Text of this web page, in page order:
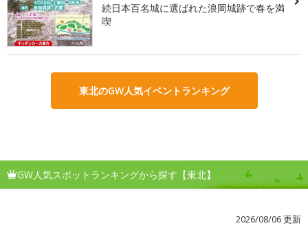
続日本百名城に選ばれた浪岡城跡で春を満
喫
東北のGW人気イベントランキング
GW人気スポットランキングから探す【東北】
2026/08/06 更新